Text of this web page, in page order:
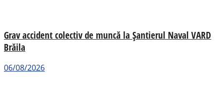
Grav accident colectiv de muncă la Șantierul Naval VARD
Brăila
06/08/2026